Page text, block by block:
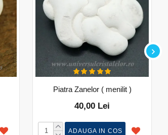
Piatra Zanelor ( menilit )
40,00 Lei
ADAUGA IN COS